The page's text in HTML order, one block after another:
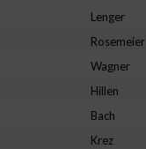
Lenger
Rosemeier
Wagner
Hillen
Bach
Krez